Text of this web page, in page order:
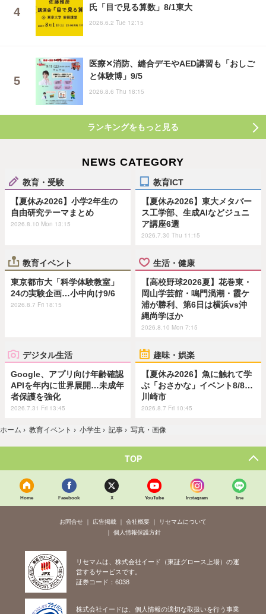
氏「目で見る算数」8/1東大
2026.6.2 Tue 12:15
医療✕消防、縫合デモやAED講習も「おしご
と体験博」9/5
2026.8.6 Thu 18:15
ランキングをもっと見る
NEWS CATEGORY
教育・受験
【夏休み2026】小学2年生の
自由研究テーマまとめ
2026.8.10 Mon 13:15
教育ICT
【夏休み2026】東大メタバー
ス工学部、生成AIなどジュニ
ア講座6選
2026.7.30 Thu 11:15
教育イベント
東京都市大「科学体験教室」
24の実験企画…小中向け9/6
2026.8.7 Fri 18:15
生活・健康
【高校野球2026夏】花巻東・
岡山学芸館・鳴門渦潮・霞ケ
浦が勝利、第6日は横浜vs沖
縄尚学ほか
2026.8.10 Mon 7:15
デジタル生活
Google、アプリ向け年齢確認
APIを年内に世界展開…未成年
者保護を強化
2026.7.31 Fri 13:45
趣味・娯楽
【夏休み2026】魚に触れて学
ぶ「おさかな」イベント8/8…
川崎市
2026.8.7 Fri 10:45
ホーム › 教育イベント › 小学生 › 記事 › 写真・画像
TOP
Home Facebook X YouTube Instagram line
お問合せ 広告掲載 会社概要
リセマムについて
個人情報保護方針
リセマムは、株式会社イード（東証グロース上場）の運
営するサービスです。
証券コード：6038
株式会社イードは、個人情報の適切な取扱いを行う事業